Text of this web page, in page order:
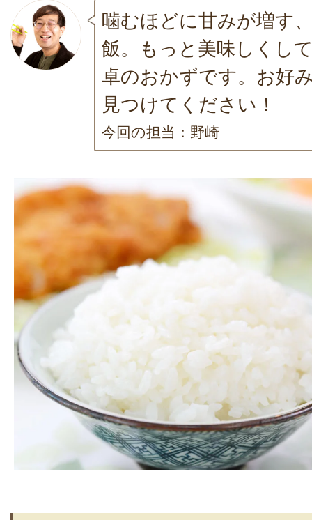
噛むほどに甘みが増す
飯。もっと美味しくし
卓のおかずです。お好
見つけてください！
今回の担当：野崎